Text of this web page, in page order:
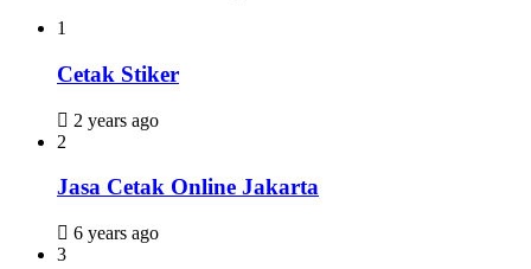
1
Cetak Stiker
2 years ago
2
Jasa Cetak Online Jakarta
6 years ago
3